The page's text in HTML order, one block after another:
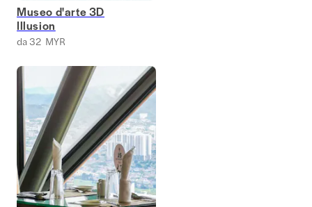
Museo d'arte 3D
Illusion
da 32 MYR